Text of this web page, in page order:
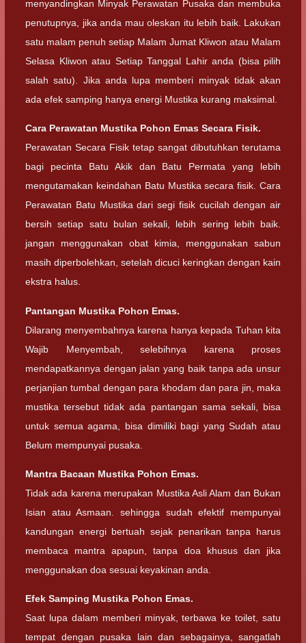
menyandingkan Minyak Perawatan Pusaka dan membuka
penutupnya, jika anda mau oleskan itu lebih baik. Lakukan
satu malam penuh setiap Malam Jumat Kliwon atau Malam
Selasa Kliwon atau Setiap Tanggal Lahir anda (bisa pilih
salah satu). Jika anda lupa memberi minyak tidak akan
ada efek samping hanya energi Mustika kurang maksimal.
Cara Perawatan Mustika Pohon Emas Secara Fisik.
Perawatan Secara Fisik tetap sangat dibutuhkan terutama
bagi pecinta Batu Akik dan Batu Permata yang lebih
mengutamakan keindahan Batu Mustika secara fisik. Cara
Perawatan Batu Mustika dari segi fisik cucilah dengan air
bersih setiap satu bulan sekali, lebih sering lebih baik.
jangan menggunakan obat kimia, menggunakan sabun
masih diperbolehkan, setelah dicuci keringkan dengan kain
ekstra halus.
Pantangan Mustika Pohon Emas.
Dilarang menyembahnya karena hanya kepada Tuhan kita
Wajib Menyembah, selebihnya karena proses
mendapatkannya dengan jalan yang baik tanpa ada unsur
perjanjian tumbal dengan para khodam dan para jin, maka
mustika tersebut tidak ada pantangan sama sekali, bisa
untuk semua agama, bisa dimiliki bagi yang Sudah atau
Belum mempunyai pusaka.
Mantra Bacaan Mustika Pohon Emas.
Tidak ada karena merupakan Mustika Asli Alam dan Bukan
Isian atau Asmaan. sehingga sudah efektif mempunyai
kandungan energi bertuah sejak penarikan tanpa harus
membaca mantra apapun, tanpa doa khusus dan jika
menggunakan doa sesuai keyakinan anda.
Efek Samping Mustika Pohon Emas.
Saat lupa dalam memberi minyak, terbawa ke toilet, satu
tempat dengan pusaka lain dan sebagainya, sangatlah